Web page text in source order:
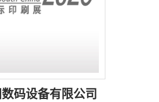
码设备有限公司